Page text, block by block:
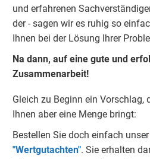
und erfahrenen
der - sagen wir es ruhig so
Ihnen bei der Lösung Ihrer
Na dann, auf eine gute und
Zusammenarbeit!
Gleich zu Beginn ein Vorschlag,
Ihnen aber eine Menge bringt:
Bestellen Sie doch einfach unser
"Wertgutachten". Sie erhalten